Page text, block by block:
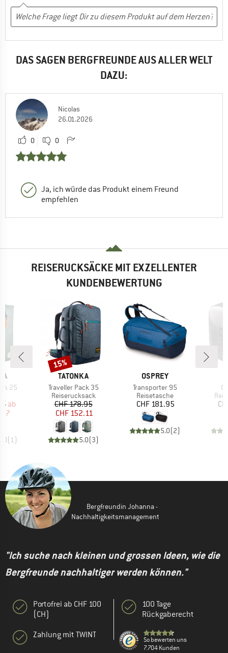
DAS SAGEN BERGFREUNDE AUS ALLER WELT
DAZU:
Nicolas
26.01.2026
0 0
Ja, ich würde das Produkt einem Freund
empfehlen
REISERUCKSÄCKE MIT EXZELLENTER
KUNDENBEWERTUNG
25
Preis
ab
( 1)
MARKE
TATONKA
Artikel
Traveller Pack 35
Produktgruppe
Reiserucksack
Preis
CHF 178.95reduzierter Preis
CHF 152.11
5.0(3)
Rabatt
15%
MARKE
OSPREY
Artikel
Transporter 95
Produktgruppe
Reisetasche
Preis
CHF 181.95
5.0(2)
Bergfreundin Johanna -
Nachhaltigkeitsmanagement
"Ich suche nach kleinen und grossen Ideen, wie die
Bergfreunde nachhaltiger werden können."
Portofrei ab CHF 100
(CH)
Zahlung mit TWINT
100 Tage
Rückgaberecht
So bewerten uns
7.704 Kunden